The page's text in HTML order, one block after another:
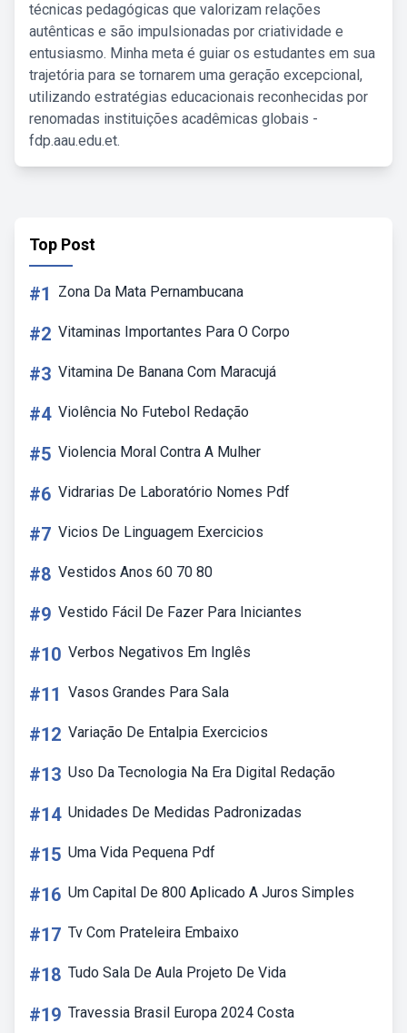
técnicas pedagógicas que valorizam relações
autênticas e são impulsionadas por criatividade e
entusiasmo. Minha meta é guiar os estudantes em sua
trajetória para se tornarem uma geração excepcional,
utilizando estratégias educacionais reconhecidas por
renomadas instituições acadêmicas globais -
fdp.aau.edu.et.
Top Post
#1 Zona Da Mata Pernambucana
#2 Vitaminas Importantes Para O Corpo
#3 Vitamina De Banana Com Maracujá
#4 Violência No Futebol Redação
#5 Violencia Moral Contra A Mulher
#6 Vidrarias De Laboratório Nomes Pdf
#7 Vicios De Linguagem Exercicios
#8 Vestidos Anos 60 70 80
#9 Vestido Fácil De Fazer Para Iniciantes
#10 Verbos Negativos Em Inglês
#11 Vasos Grandes Para Sala
#12 Variação De Entalpia Exercicios
#13 Uso Da Tecnologia Na Era Digital Redação
#14 Unidades De Medidas Padronizadas
#15 Uma Vida Pequena Pdf
#16 Um Capital De 800 Aplicado A Juros Simples
#17 Tv Com Prateleira Embaixo
#18 Tudo Sala De Aula Projeto De Vida
#19 Travessia Brasil Europa 2024 Costa